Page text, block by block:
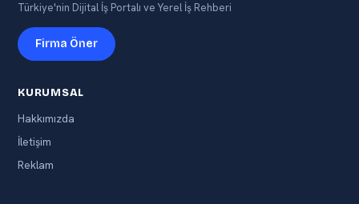
Türkiye'nin Dijital İş Portalı ve Yerel İş Rehberi
Firma Öner
KURUMSAL
Hakkımızda
İletişim
Reklam